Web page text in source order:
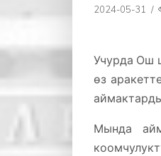
2024-05-31 /
Учурда Ош
өз
Мында